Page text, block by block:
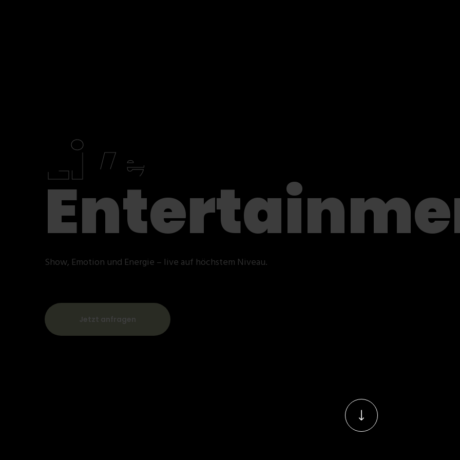
Live
Show, Emotion und Energie – live auf höchstem Niveau.
Jetzt anfragen